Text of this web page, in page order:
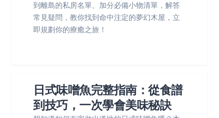
到離島的私房名單、加分必備小物清單，解答
常見疑問，教你找到命中注定的夢幻木屋，立
即規劃你的療癒之旅！
日式味噌魚完整指南：從食譜
到技巧，一次學會美味秘訣